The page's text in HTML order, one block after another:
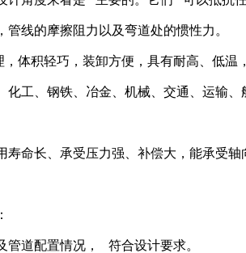
线的摩擦阻力以及弯道处的惯性力。
体积轻巧，装卸方便，具有耐高、低温
化工、钢铁、冶金、机械、交通、运输
命长、承受压力强、补偿大，能承受
管道配置情况， 符合设计要求。